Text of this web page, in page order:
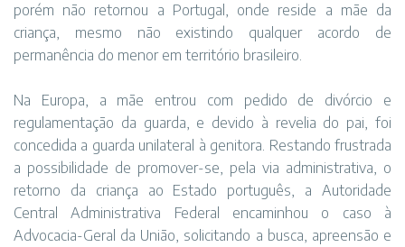
porém não retornou a Portugal, onde reside a mãe da
criança, mesmo não existindo qualquer acordo de
permanência do menor em território brasileiro.
Na Europa, a mãe entrou com pedido de divórcio e
regulamentação da guarda, e devido à revelia do pai, foi
concedida a guarda unilateral à genitora. Restando frustrada
a possibilidade de promover-se, pela via administrativa, o
retorno da criança ao Estado português, a Autoridade
Central Administrativa Federal encaminhou o caso à
Advocacia-Geral da União, solicitando a busca, apreensão e